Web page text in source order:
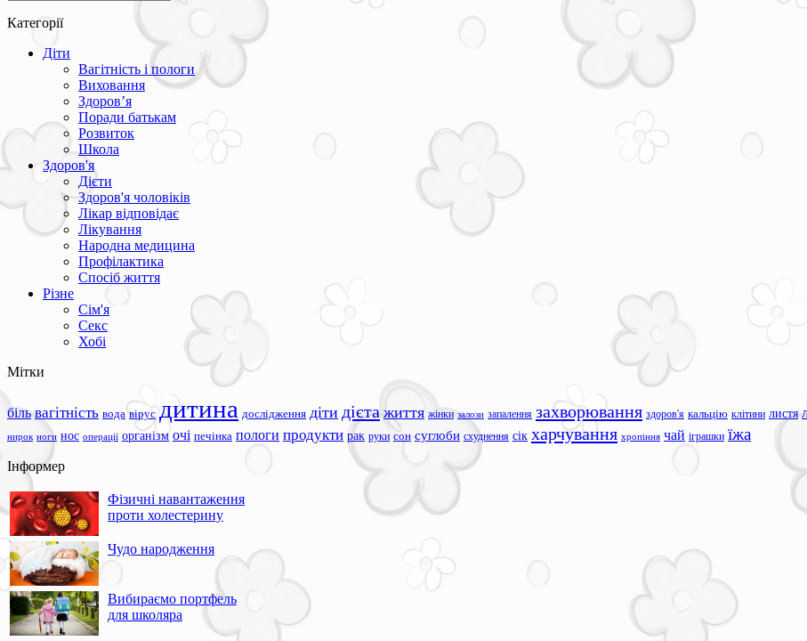
Категорії
Діти
Вагітність і пологи
Виховання
Здоров’я
Поради батькам
Розвиток
Школа
Здоров'я
Дієти
Здоров'я чоловіків
Лікар відповідає
Лікування
Народна медицина
Профілактика
Спосіб життя
Різне
Сім'я
Секс
Хобі
Мітки
біль вагітність вода вірус дитина дослідження діти дієта життя жінки залози запалення захворювання здоров'я кальцію клітини листя
нирок ноги нос операції організм очі печінка пологи продукти рак руки сон суглоби схуднення сік харчування хропіння чай іграшки їжа
Інформер
Фізичні навантаження
проти холестерину
Чудо народження
Вибираємо портфель
для школяра